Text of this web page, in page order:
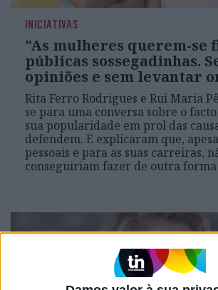
INICIATIVAS
"As mulheres querem-se
públicas sossegadinhas.
opiniões e sem levantar
Rita Ferro Rodrigues e Rui Maria
se para uma conversa sobre o
sua popularidade em prol das
defendem. E explicaram que,
pessoais e para as suas carreiras,
conseguiriam fazer de outra forma